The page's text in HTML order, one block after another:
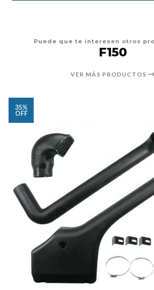
Puede que te interesen otros
F150
VER MÁS PRODUCTOS
35%
OFF